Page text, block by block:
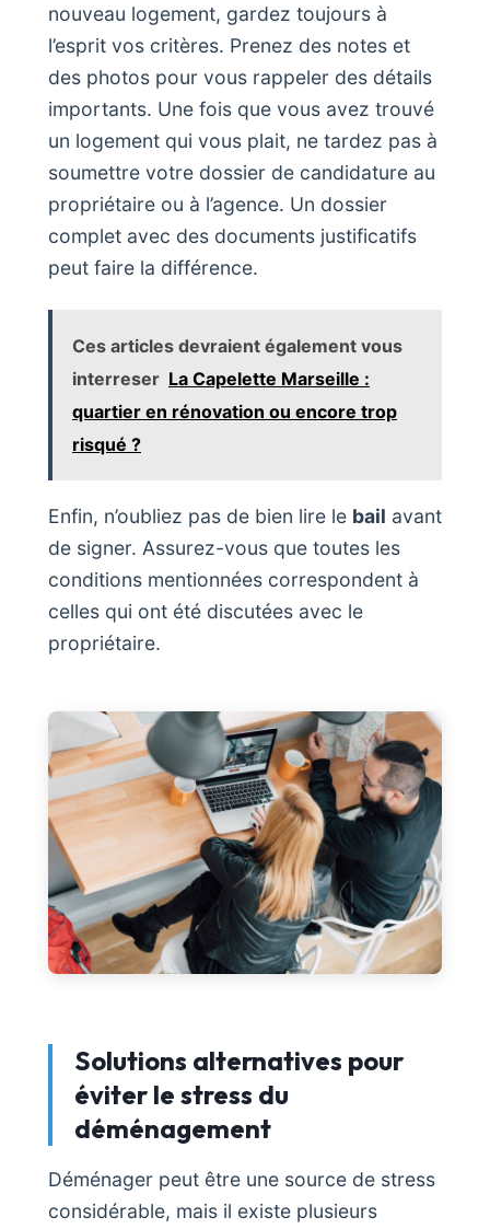
nouveau logement, gardez toujours à
l’esprit vos critères. Prenez des notes et
des photos pour vous rappeler des détails
importants. Une fois que vous avez trouvé
un logement qui vous plait, ne tardez pas à
soumettre votre dossier de candidature au
propriétaire ou à l’agence. Un dossier
complet avec des documents justificatifs
peut faire la différence.
Ces articles devraient également vous
interreser La Capelette Marseille :
quartier en rénovation ou encore trop
risqué ?
Enfin, n’oubliez pas de bien lire le bail avant
de signer. Assurez-vous que toutes les
conditions mentionnées correspondent à
celles qui ont été discutées avec le
propriétaire.
Solutions alternatives pour
éviter le stress du
déménagement
Déménager peut être une source de stress
considérable, mais il existe plusieurs